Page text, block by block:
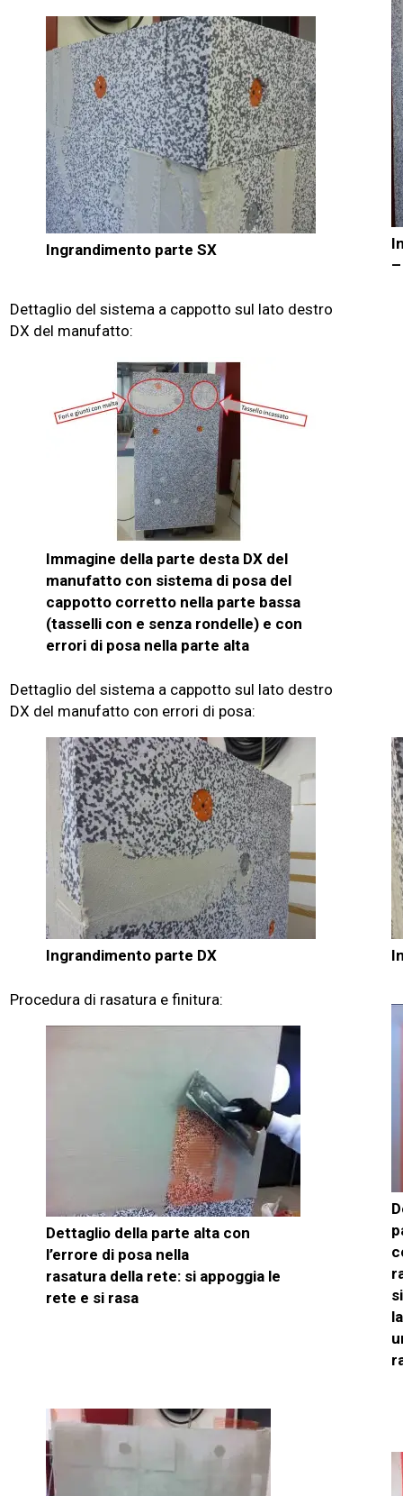
Ingrandimento parte SX
Dettaglio del sistema a cappotto sul lato destro
DX del manufatto:
Immagine della parte desta DX del
manufatto con sistema di posa del
cappotto corretto nella parte bassa
(tasselli con e senza rondelle) e con
errori di posa nella parte alta
Dettaglio del sistema a cappotto sul lato destro
DX del manufatto con errori di posa:
Ingrandimento parte DX
Procedura di rasatura e finitura:
Dettaglio della parte alta con
l’errore di posa nella
rasatura della rete: si appoggia le
rete e si rasa